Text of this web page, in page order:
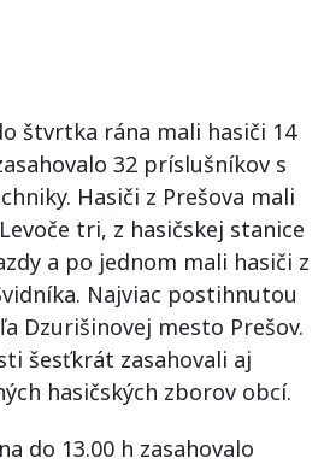
štvrtka rána mali hasiči 14
32 príslušníkov s
Hasiči z Prešova mali
tri, z hasičskej stanice
a po jednom mali hasiči z
Najviac postihnutou
Dzurišinovej mesto Prešov.
šesťkrát zasahovali aj
hasičských zborov obcí.
do 13.00 h zasahovalo